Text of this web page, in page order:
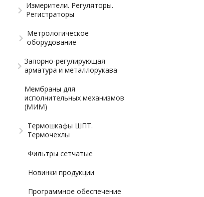
Измерители. Регуляторы.
Регистраторы
Метрологическое
оборудование
Запорно-регулирующая
арматура и металлорукава
Мембраны для
исполнительных механизмов
(МИМ)
Термошкафы ШПТ.
Термочехлы
Фильтры сетчатые
Новинки продукции
Программное обеспечение